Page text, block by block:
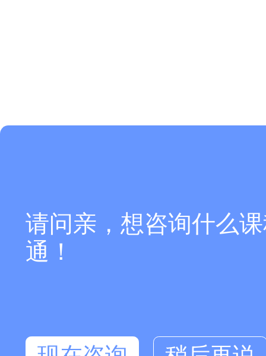
请问亲，想咨询什么
通！